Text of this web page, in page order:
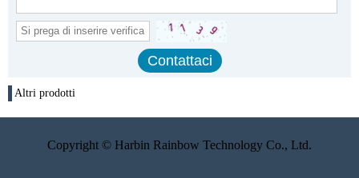
Altri prodotti
Copyright © Harbin Rainbow Technology Co., Ltd.